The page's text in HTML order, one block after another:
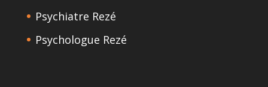
Psychiatre Rezé
Psychologue Rezé